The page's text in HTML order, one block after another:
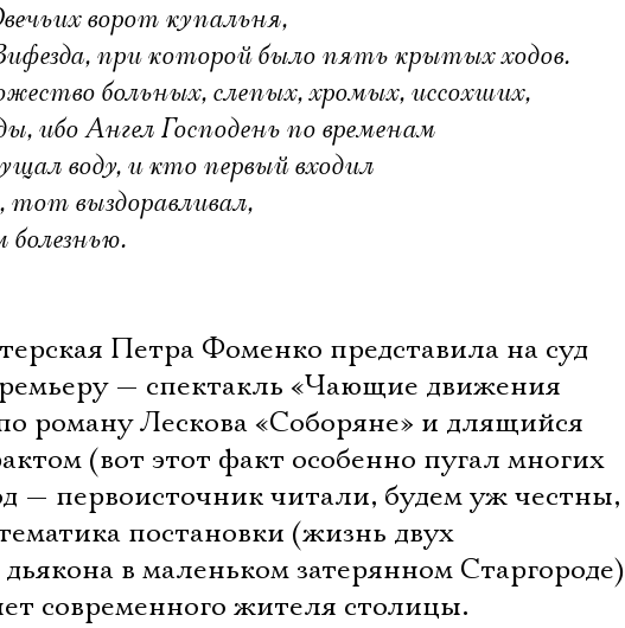
ворот купальня,
при которой было пять крытых ходов.
больных, слепых, хромых, иссохших,
ибо Ангел Господень по временам
воду, и кто первый входил
тот выздоравливал,
Петра Фоменко представила на суд
— спектакль «Чающие движения
роману Лескова «Соборяне» и длящийся
(вот этот факт особенно пугал многих
— первоисточник читали, будем уж честны,
постановки (жизнь двух
в маленьком затерянном Старгороде)
современного жителя столицы.